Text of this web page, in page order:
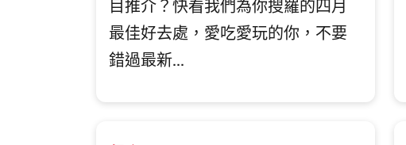
目推介？快看我們為你搜羅的四月
最佳好去處，愛吃愛玩的你，不要
錯過最新...